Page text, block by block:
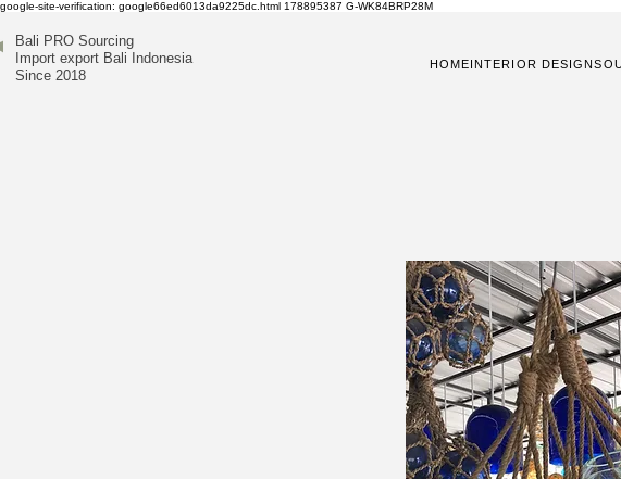
google-site-verification: google66ed6013da9225dc.html 178895387 G-WK84BRP28M
Bali PRO Sourcing
Import export Bali Indonesia
Since 2018
HOMEINTERIOR DESIGN